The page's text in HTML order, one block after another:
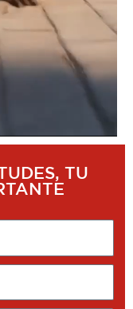
TU